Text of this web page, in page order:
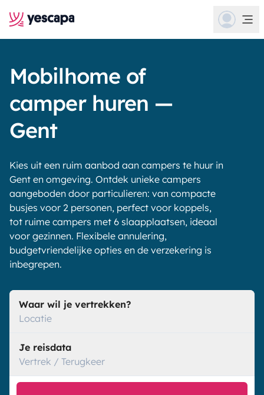
Mobilhome of
camper huren —
Gent
Kies uit een ruim aanbod aan campers te huur in
Gent en omgeving. Ontdek unieke campers
aangeboden door particulieren: van compacte
busjes voor 2 personen, perfect voor koppels,
tot ruime campers met 6 slaapplaatsen, ideaal
voor gezinnen. Flexibele annulering,
budgetvriendelijke opties en de verzekering is
inbegrepen.
Waar wil je vertrekken?
Locatie
Je reisdata
Vertrek / Terugkeer